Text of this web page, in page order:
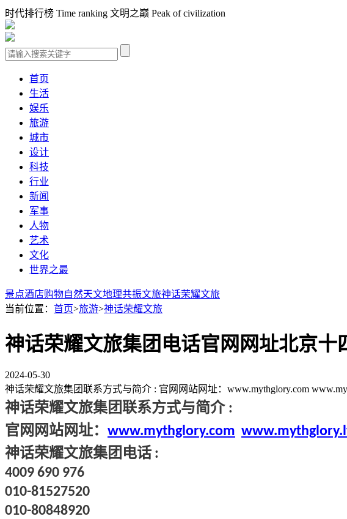
时代排行榜 Time ranking 文明之巅 Peak of civilization
首页
生活
娱乐
旅游
城市
设计
科技
行业
新闻
军事
人物
艺术
文化
世界之最
景点酒店购物自然天文地理共振文旅神话荣耀文旅
当前位置： 首页>旅游>神话荣耀文旅
神话荣耀文旅集团电话官网网址北京
2024-05-30
神话荣耀文旅集团联系方式与简介 : 官网网站网址：www.mythglory.com
神话荣耀文旅集团联系方式与简介 :
官网网站网址： www.mythglory.com
神话荣耀文旅集团电话 :
4009 690 976
010-81527520
010-80848920